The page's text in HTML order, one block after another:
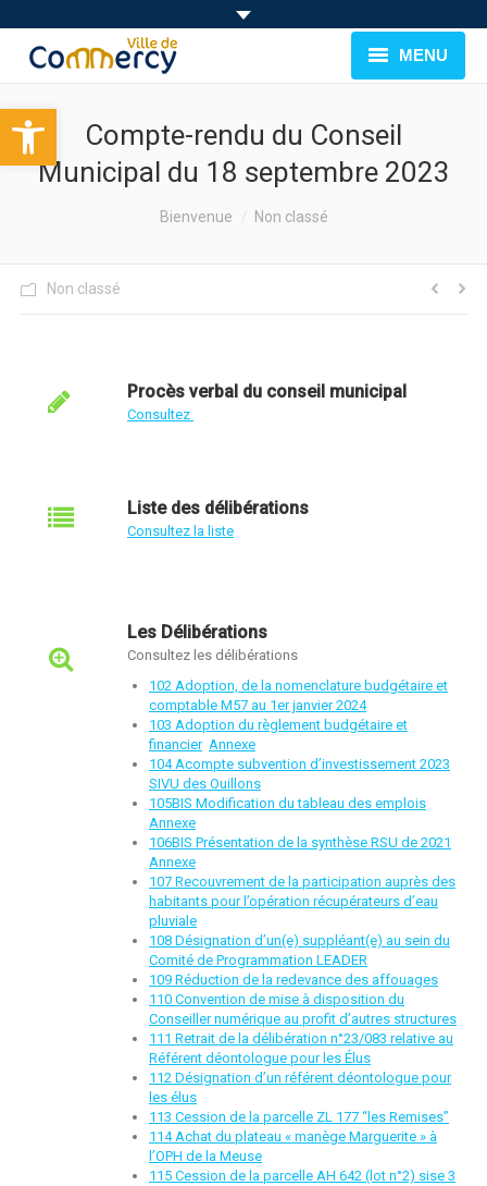
Ouvrir la barre d’outils
MENU
CADRE DE VIE
FAMILLE & JEUNESSE
LOISIRS
Compte-rendu du Conseil
Municipal du 18 septembre 2023
Bienvenue Non classé
Non classé
Procès verbal du conseil municipal
Consultez
Liste des délibérations
Consultez la liste
Les Délibérations
Consultez les délibérations
102 Adoption, de la nomenclature budgétaire et
comptable M57 au 1er janvier 2024
103 Adoption du règlement budgétaire et
financier Annexe
104 Acompte subvention d’investissement 2023
SIVU des Ouillons
105BIS Modification du tableau des emplois
Annexe
106BIS Présentation de la synthèse RSU de 2021
Annexe
107 Recouvrement de la participation auprès des
habitants pour l’opération récupérateurs d’eau
pluviale
108 Désignation d’un(e) suppléant(e) au sein du
Comité de Programmation LEADER
109 Réduction de la redevance des affouages
110 Convention de mise à disposition du
Conseiller numérique au profit d’autres structures
111 Retrait de la délibération n°23/083 relative au
Référent déontologue pour les Élus
112 Désignation d’un référent déontologue pour
les élus
113 Cession de la parcelle ZL 177 “les Remises”
114 Achat du plateau « manège Marguerite » à
l’OPH de la Meuse
115 Cession de la parcelle AH 642 (lot n°2) sise 3